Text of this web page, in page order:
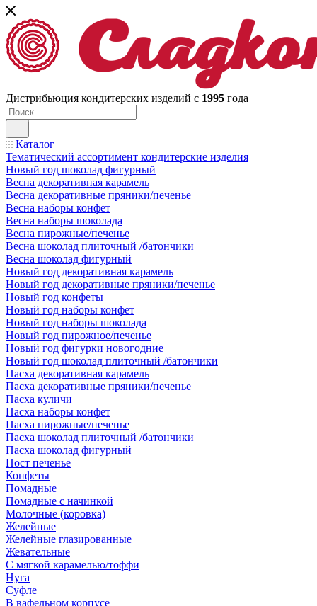
Дистрибьюция кондитерских изделий с 1995 года
Каталог
Тематический ассортимент кондитерские изделия
Новый год шоколад фигурный
Весна декоративная карамель
Весна декоративные пряники/печенье
Весна наборы конфет
Весна наборы шоколада
Весна пирожные/печенье
Весна шоколад плиточный /батончики
Весна шоколад фигурный
Новый год декоративная карамель
Новый год декоративные пряники/печенье
Новый год конфеты
Новый год наборы конфет
Новый год наборы шоколада
Новый год пирожное/печенье
Новый год фигурки новогодние
Новый год шоколад плиточный /батончики
Пасха декоративная карамель
Пасха декоративные пряники/печенье
Пасха куличи
Пасха наборы конфет
Пасха пирожные/печенье
Пасха шоколад плиточный /батончики
Пасха шоколад фигурный
Пост печенье
Конфеты
Помадные
Помадные с начинкой
Молочные (коровка)
Желейные
Желейные глазированные
Жевательные
С мягкой карамелью/тоффи
Нуга
Суфле
В вафельном корпусе